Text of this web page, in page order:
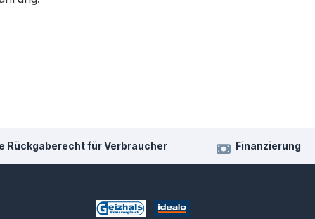
Rückgaberecht für Verbraucher Finanzierung